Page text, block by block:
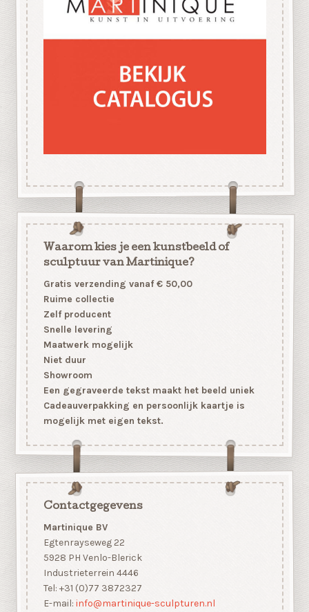
Waarom kies je een kunstbeeld of
sculptuur van Martinique?
Gratis verzending vanaf € 50,00
Ruime collectie
Zelf producent
Snelle levering
Maatwerk mogelijk
Niet duur
Showroom
Een gegraveerde tekst maakt het beeld uniek
Cadeauverpakking en persoonlijk kaartje is
mogelijk met eigen tekst.
Contactgegevens
Martinique BV
Egtenrayseweg 22
5928 PH Venlo-Blerick
Industrieterrein 4446
Tel: +31 (0)77 3872327
E-mail: info@martinique-sculpturen.nl